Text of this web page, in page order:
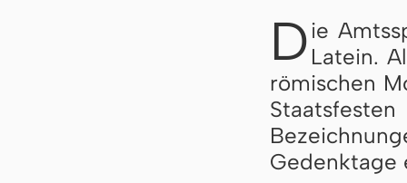
D ie
Latein.
römischen
Gedenktage